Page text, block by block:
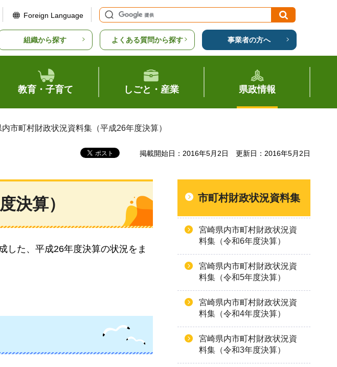
Foreign Language
組織から探す よくある質問から探す 事業者の方へ
教育・子育て しごと・産業 県政情報
市町村財政状況資料集（平成26年度決算）
掲載開始日：2016年5月2日 更新日：2016年5月2日
決算）
した、平成26年度決算の状況をま
市町村財政状況資料集
宮崎県内市町村財政状況資
料集（令和6年度決算）
宮崎県内市町村財政状況資
料集（令和5年度決算）
宮崎県内市町村財政状況資
料集（令和4年度決算）
宮崎県内市町村財政状況資
料集（令和3年度決算）